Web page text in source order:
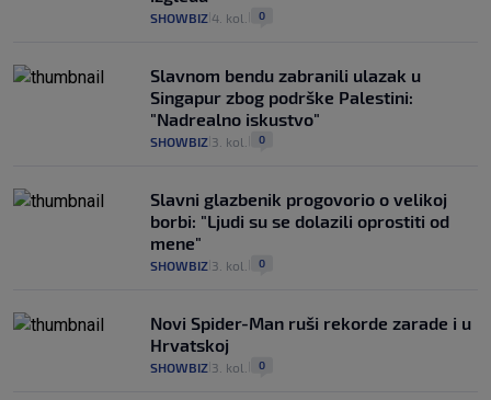
SHOWBIZ 4. kol. 0
Slavnom bendu zabranili ulazak u
Singapur zbog podrške Palestini:
"Nadrealno iskustvo"
SHOWBIZ 3. kol. 0
Slavni glazbenik progovorio o velikoj
borbi: "Ljudi su se dolazili oprostiti od
mene"
SHOWBIZ 3. kol. 0
Novi Spider-Man ruši rekorde zarade i u
Hrvatskoj
SHOWBIZ 3. kol. 0